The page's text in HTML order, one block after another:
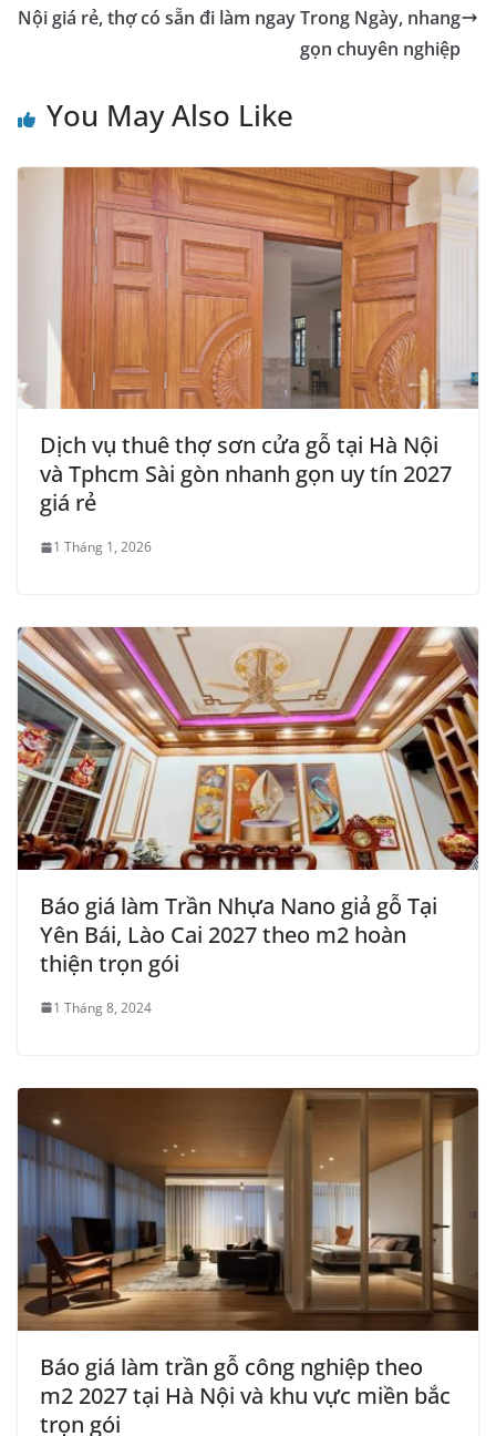
Nội giá rẻ, thợ có sẵn đi làm ngay Trong Ngày, nhang
gọn chuyên nghiệp
You May Also Like
Dịch vụ thuê thợ sơn cửa gỗ tại Hà Nội
và Tphcm Sài gòn nhanh gọn uy tín 2027
giá rẻ
1 Tháng 1, 2026
Báo giá làm Trần Nhựa Nano giả gỗ Tại
Yên Bái, Lào Cai 2027 theo m2 hoàn
thiện trọn gói
1 Tháng 8, 2024
Báo giá làm trần gỗ công nghiệp theo
m2 2027 tại Hà Nội và khu vực miền bắc
trọn gói